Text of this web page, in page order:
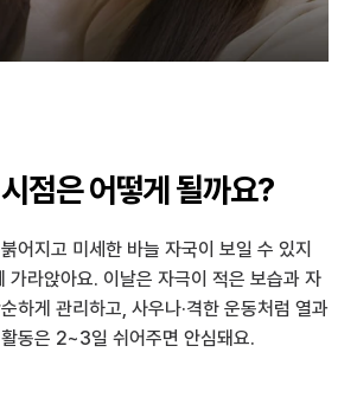
점은 어떻게 될까요?
어지고 미세한 바늘 자국이 보일 수 있지
가라앉아요. 이날은 자극이 적은 보습과 자
하게 관리하고, 사우나·격한 운동처럼 열과
동은 2~3일 쉬어주면 안심돼요.